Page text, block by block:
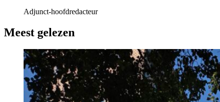
Adjunct-hoofdredacteur
Meest gelezen